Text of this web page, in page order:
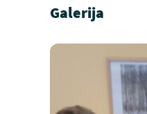
Galerija